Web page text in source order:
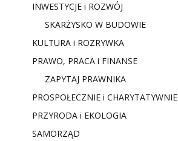
INWESTYCJE i ROZWÓJ
SKARŻYSKO W BUDOWIE
KULTURA i ROZRYWKA
PRAWO, PRACA i FINANSE
ZAPYTAJ PRAWNIKA
PROSPOŁECZNIE i CHARYTATYWNIE
PRZYRODA i EKOLOGIA
SAMORZĄD